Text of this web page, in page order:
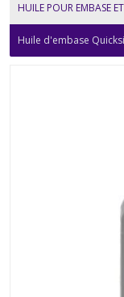
HUILE POUR EMBASE
Huile d'embase